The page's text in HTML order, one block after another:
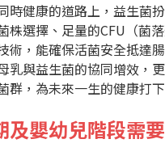
時健康的道路上，益生菌
株選擇、足量的CFU（菌
術，能確保活菌安全抵達
乳與益生菌的協同增效，
群，為未來一生的健康打
及嬰幼兒階段需